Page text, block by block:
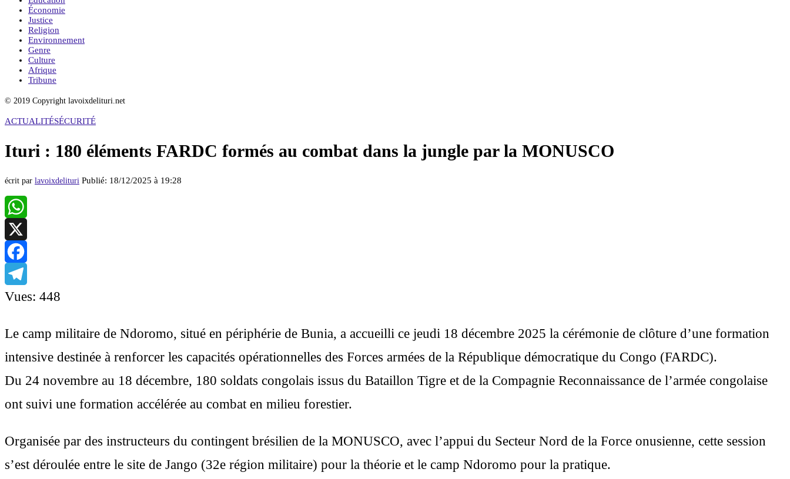
Économie
Justice
Religion
Environnement
Genre
Culture
Afrique
Tribune
© 2019 Copyright lavoixdelituri.net
ACTUALITÉSÉCURITÉ
Ituri : 180 éléments FARDC formés au combat dans la jungle par la MONUSCO
écrit par lavoixdelituri Publié: 18/12/2025 à 19:28
WhatsApp
X
Facebook
Telegram
Vues: 448
Le camp militaire de Ndoromo, situé en périphérie de Bunia, a accueilli ce jeudi 18 décembre 2025 la cérémonie de clôture d’une formation
intensive destinée à renforcer les capacités opérationnelles des Forces armées de la République démocratique du Congo (FARDC).
Du 24 novembre au 18 décembre, 180 soldats congolais issus du Bataillon Tigre et de la Compagnie Reconnaissance de l’armée congolaise
ont suivi une formation accélérée au combat en milieu forestier.
Organisée par des instructeurs du contingent brésilien de la MONUSCO, avec l’appui du Secteur Nord de la Force onusienne, cette session
s’est déroulée entre le site de Jango (32e région militaire) pour la théorie et le camp Ndoromo pour la pratique.